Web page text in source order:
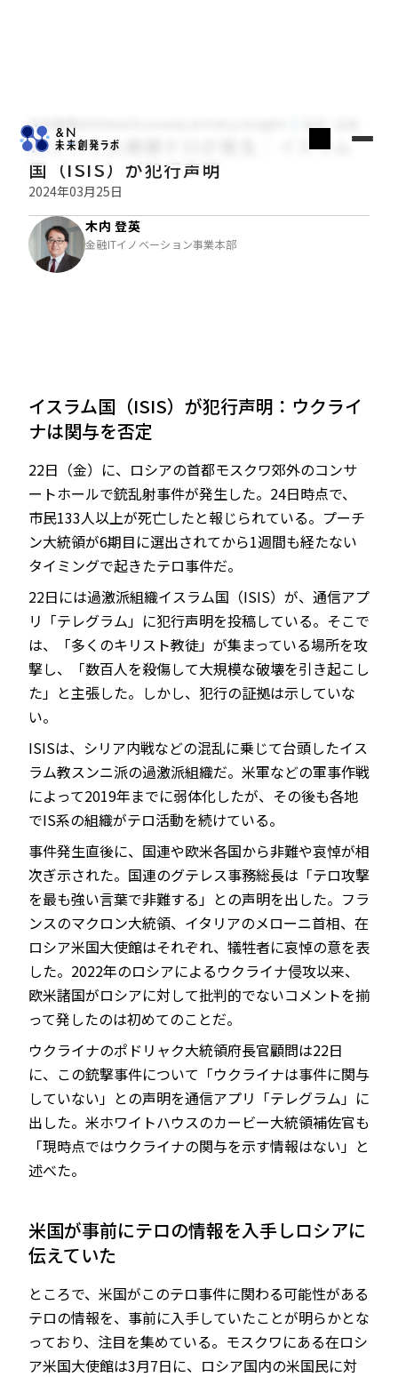
JP EN
木内登英のGlobal Economy & Policy Insight
ロシアで大規模テロが発生：イスラム
国（ISIS）が犯行声明
2024年03月25日
木内 登英
金融ITイノベーション事業本部
イスラム国（ISIS）が犯行声明：ウクライ
ナは関与を否定
22日（金）に、ロシアの首都モスクワ郊外のコンサ
ートホールで銃乱射事件が発生した。24日時点で、
市民133人以上が死亡したと報じられている。プーチ
ン大統領が6期目に選出されてから1週間も経たない
タイミングで起きたテロ事件だ。
22日には過激派組織イスラム国（ISIS）が、通信アプ
リ「テレグラム」に犯行声明を投稿している。そこで
は、「多くのキリスト教徒」が集まっている場所を攻
撃し、「数百人を殺傷して大規模な破壊を引き起こし
た」と主張した。しかし、犯行の証拠は示していな
い。
ISISは、シリア内戦などの混乱に乗じて台頭したイス
ラム教スンニ派の過激派組織だ。米軍などの軍事作戦
によって2019年までに弱体化したが、その後も各地
でIS系の組織がテロ活動を続けている。
事件発生直後に、国連や欧米各国から非難や哀悼が相
次ぎ示された。国連のグテレス事務総長は「テロ攻撃
を最も強い言葉で非難する」との声明を出した。フラ
ンスのマクロン大統領、イタリアのメローニ首相、在
ロシア米国大使館はそれぞれ、犠牲者に哀悼の意を表
した。2022年のロシアによるウクライナ侵攻以来、
欧米諸国がロシアに対して批判的でないコメントを揃
って発したのは初めてのことだ。
ウクライナのポドリャク大統領府長官顧問は22日
に、この銃撃事件について「ウクライナは事件に関与
していない」との声明を通信アプリ「テレグラム」に
出した。米ホワイトハウスのカービー大統領補佐官も
「現時点ではウクライナの関与を示す情報はない」と
述べた。
米国が事前にテロの情報を入手しロシアに
伝えていた
ところで、米国がこのテロ事件に関わる可能性がある
テロの情報を、事前に入手していたことが明らかとな
っており、注目を集めている。モスクワにある在ロシ
ア米国大使館は3月7日に、ロシア国内の米国民に対